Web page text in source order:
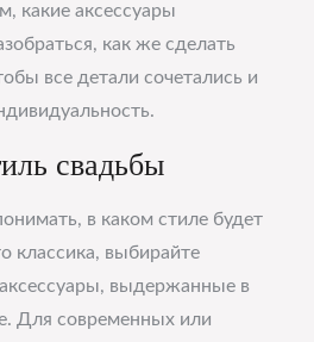
какие аксессуары
как же сделать
все детали сочетались и
свадьбы
в каком стиле будет
классика, выбирайте
выдержанные в
Для современных или